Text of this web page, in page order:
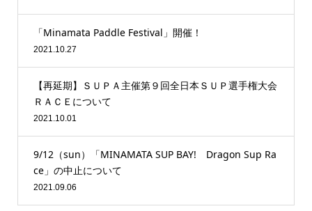
「Minamata Paddle Festival」開催！
2021.10.27
【再延期】ＳＵＰＡ主催第９回全日本ＳＵＰ選手権大会
ＲＡＣＥについて
2021.10.01
9/12（sun）「MINAMATA SUP BAY! Dragon Sup Ra
ce」の中止について
2021.09.06